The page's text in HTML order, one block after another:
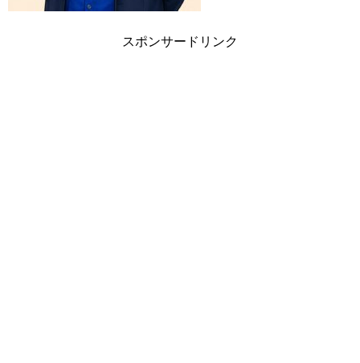
スポンサードリンク